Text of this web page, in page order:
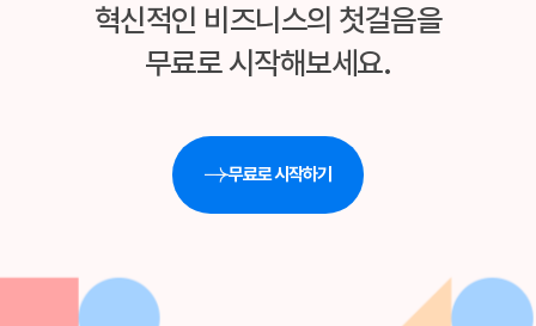
혁신적인 비즈니스의 첫걸음을
무료로 시작해보세요.
무료로 시작하기